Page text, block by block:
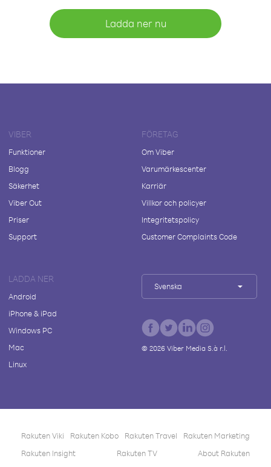
Ladda ner nu
VIBER
Funktioner
Blogg
Säkerhet
Viber Out
Priser
Support
FÖRETAG
Om Viber
Varumärkescenter
Karriär
Villkor och policyer
Integritetspolicy
Customer Complaints Code
LADDA NER
Android
iPhone & iPad
Windows PC
Mac
Linux
Svenska
© 2026Viber Media S.à r.l.
Rakuten Viki Rakuten Kobo Rakuten Travel
Rakuten Marketing
Rakuten Insight
Rakuten TV About Rakuten